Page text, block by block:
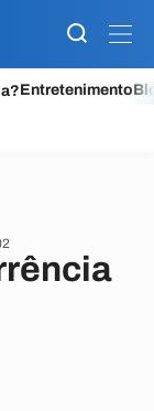
Entretenimento